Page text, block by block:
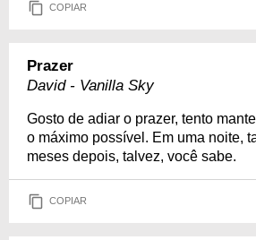
COPIAR
Prazer
David - Vanilla Sky
Gosto de adiar o prazer, tento
o máximo possível. Em uma noite,
meses depois, talvez, você sabe.
COPIAR